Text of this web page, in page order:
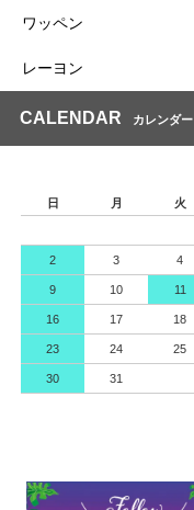
ワッペン
レーヨン
CALENDAR カレンダー
日
月 火
2 3 4
9 10 11
16 17 18
23 24 25
30 31